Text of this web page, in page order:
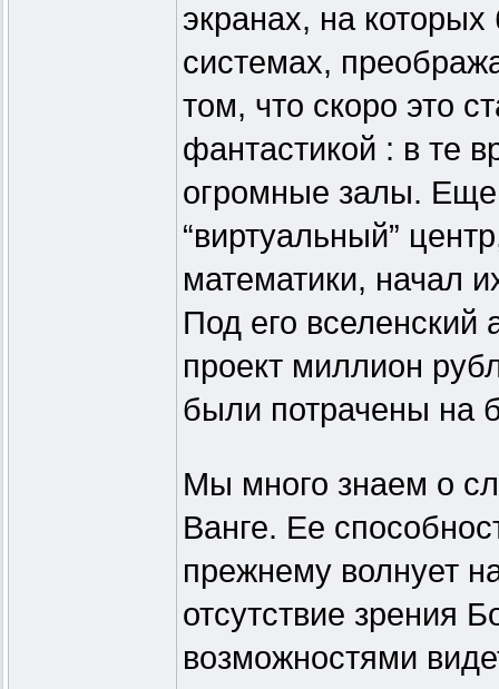
экранах, на
системах,
том, что скоро это
фантастикой : в те
огромные залы. Еще
“виртуальный”
математики, начал
Под его вселенский
проект миллион
были потрачены на
Мы много знаем о
Ванге. Ее
прежнему волнует
отсутствие зрения
возможностями